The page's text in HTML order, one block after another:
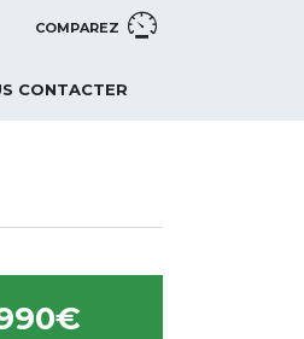
COMPAREZ
CONTACTER